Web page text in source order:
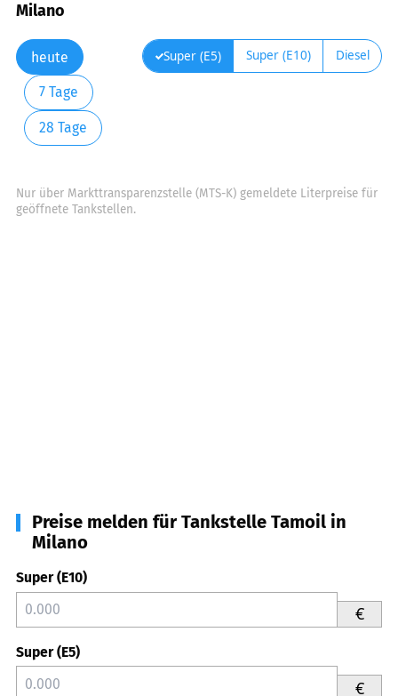
Milano
heute
7 Tage
28 Tage
Super (E5) Super (E10) Diesel
Nur über Markttransparenzstelle (MTS-K) gemeldete Literpreise für
geöffnete Tankstellen.
Preise melden für Tankstelle Tamoil in
Milano
Super (E10)
€
Super (E5)
€